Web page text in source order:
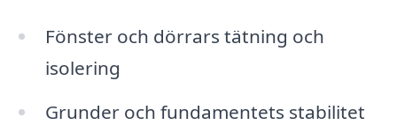
Fönster och dörrars tätning och
isolering
Grunder och fundamentets stabilitet